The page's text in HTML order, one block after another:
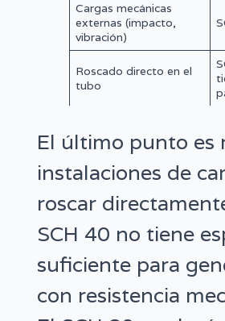
Cargas mecánicas
externas (impacto,
vibración)
Roscado directo en el
tubo
El último punto es
instalaciones de
roscar
SCH 40 no tiene
suficiente para
con resistencia